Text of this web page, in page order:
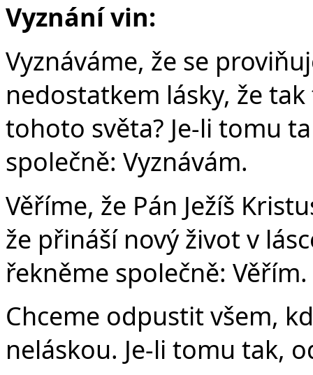
Vyznání vin:
Vyznáváme, že se
nedostatkem lásky, že
tohoto světa? Je-li tomu
společně: Vyznávám.
Věříme, že Pán Ježíš
že přináší nový život v
řekněme společně: Věřím.
Chceme odpustit všem,
neláskou. Je-li tomu tak,